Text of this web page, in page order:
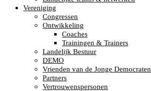
Vereniging
Congressen
Ontwikkeling
Coaches
Trainingen & Trainers
Landelijk Bestuur
DEMO
Vrienden van de Jonge Democraten
Partners
Vertrouwenspersonen